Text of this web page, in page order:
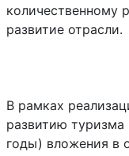
количественному
развитие отрасли.
В рамках
развитию
годы) вложения в